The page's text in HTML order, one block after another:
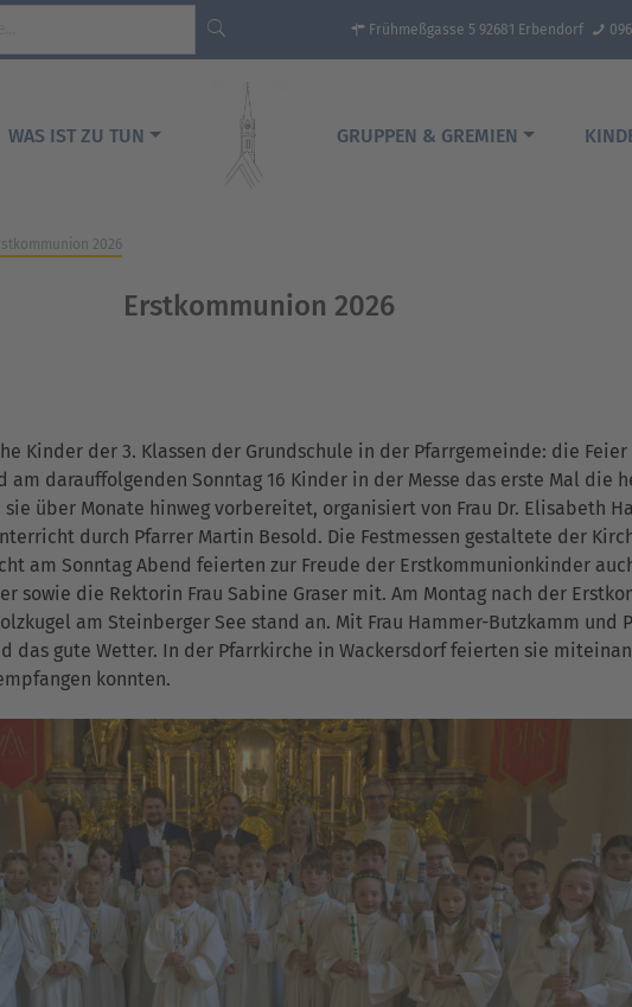
Frühmeßgasse 5 92681 Erbendorf
WAS IST ZU TUN GRUPPEN & GREMIEN
2026
Erstkommunion 2026
Kinder der 3. Klassen der Grundschule in der Pfarrgemeinde: die
darauffolgenden Sonntag 16 Kinder in der Messe das erste Mal die
sie über Monate hinweg vorbereitet, organisiert von Frau Dr. Elisabeth
durch Pfarrer Martin Besold. Die Festmessen gestaltete der
am Sonntag Abend feierten zur Freude der Erstkommunionkinder
sowie die Rektorin Frau Sabine Graser mit. Am Montag nach der
am Steinberger See stand an. Mit Frau Hammer-Butzkamm und
das gute Wetter. In der Pfarrkirche in Wackersdorf feierten sie
konnten.